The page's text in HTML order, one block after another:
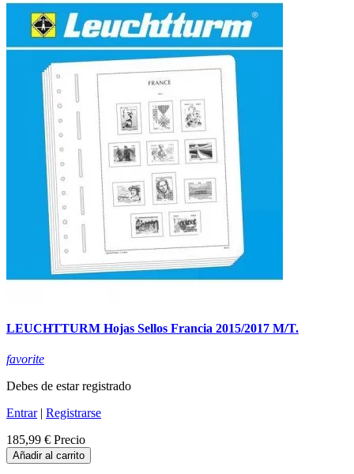
LEUCHTTURM Hojas Sellos Francia 2015/2017 M/T.
favorite
Debes de estar registrado
Entrar| Registrarse
185,99 € Precio
Añadir al carrito